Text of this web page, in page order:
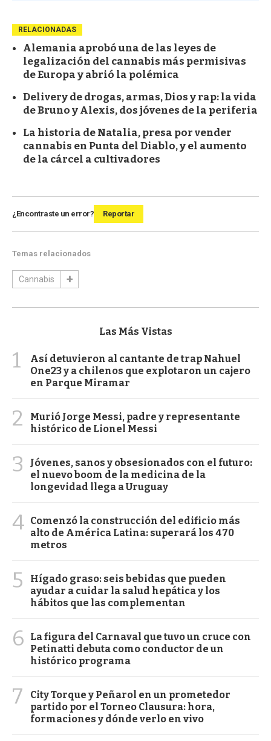
RELACIONADAS
Alemania aprobó una de las leyes de
legalización del cannabis más permisivas
de Europa y abrió la polémica
Delivery de drogas, armas, Dios y rap: la vida
de Bruno y Alexis, dos jóvenes de la periferia
La historia de Natalia, presa por vender
cannabis en Punta del Diablo, y el aumento
de la cárcel a cultivadores
¿Encontraste un error? Reportar
Temas relacionados
Cannabis
Las Más Vistas
1
Así detuvieron al cantante de trap Nahuel
One23 y a chilenos que explotaron un cajero
en Parque Miramar
2
Murió Jorge Messi, padre y representante
histórico de Lionel Messi
3
Jóvenes, sanos y obsesionados con el futuro:
el nuevo boom de la medicina de la
longevidad llega a Uruguay
4 Comenzó la construcción del edificio más
alto de América Latina: superará los 470
metros
5
Hígado graso: seis bebidas que pueden
ayudar a cuidar la salud hepática y los
hábitos que las complementan
6
La figura del Carnaval que tuvo un cruce con
Petinatti debuta como conductor de un
histórico programa
7
City Torque y Peñarol en un prometedor
partido por el Torneo Clausura: hora,
formaciones y dónde verlo en vivo